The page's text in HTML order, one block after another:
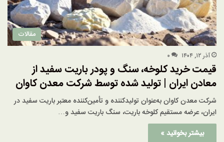
مقالات
آذر ۱۲, ۱۴۰۴ ۰
قیمت خرید کلوخه، سنگ و پودر باریت سفید از
معادن ایران | تولید شده توسط شرکت معدن کاوان
شرکت معدن کاوان به‌عنوان تولیدکننده و تأمین‌کننده معتبر باریت سفید در
ایران، عرضه مستقیم کلوخه باریت، سنگ باریت سفید و…
بیشتر بخوانید »